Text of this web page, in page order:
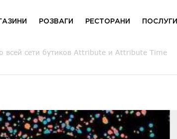
РОЗВАГИ РЕСТОРАНИ ПОСЛУГИ
сети бутиков Attribute и Attribute Time